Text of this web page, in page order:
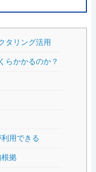
タリング活用
らかかるのか？
用できる
拠